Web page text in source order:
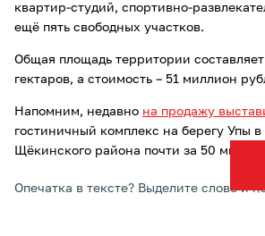
квартир-студий, спортивно-
ещё пять свободных участков.
Общая площадь территории
гектаров, а стоимость – 51 миллион
Напомним, недавно на продажу
гостиничный комплекс на берегу Упы в
Щёкинского района почти за 50
Опечатка в тексте? Выделите слово и